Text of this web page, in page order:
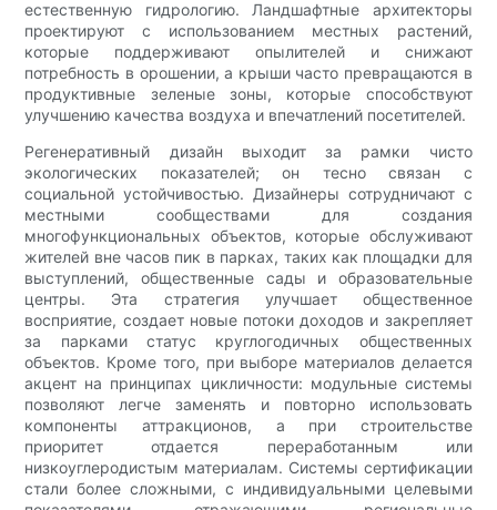
естественную гидрологию. Ландшафтные архитекторы
проектируют с использованием местных растений,
которые поддерживают опылителей и снижают
потребность в орошении, а крыши часто превращаются в
продуктивные зеленые зоны, которые способствуют
улучшению качества воздуха и впечатлений посетителей.
Регенеративный дизайн выходит за рамки чисто
экологических показателей; он тесно связан с
социальной устойчивостью. Дизайнеры сотрудничают с
местными сообществами для создания
многофункциональных объектов, которые обслуживают
жителей вне часов пик в парках, таких как площадки для
выступлений, общественные сады и образовательные
центры. Эта стратегия улучшает общественное
восприятие, создает новые потоки доходов и закрепляет
за парками статус круглогодичных общественных
объектов. Кроме того, при выборе материалов делается
акцент на принципах цикличности: модульные системы
позволяют легче заменять и повторно использовать
компоненты аттракционов, а при строительстве
приоритет отдается переработанным или
низкоуглеродистым материалам. Системы сертификации
стали более сложными, с индивидуальными целевыми